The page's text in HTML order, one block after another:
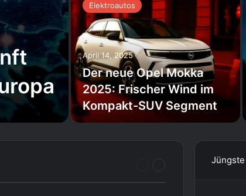
Elektroautos
April 14, 2025
Der neue Opel Mokka
2025: Frischer Wind im
Kompakt-SUV Segment
Jüngste